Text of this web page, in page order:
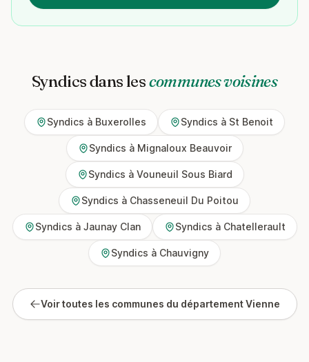
Syndics dans lescommunes voisines
Syndics à Buxerolles Syndics à St Benoit
Syndics à Mignaloux Beauvoir
Syndics à Vouneuil Sous Biard
Syndics à Chasseneuil Du Poitou
Syndics à Jaunay Clan Syndics à Chatellerault
Syndics à Chauvigny
Voir toutes les communes du département Vienne